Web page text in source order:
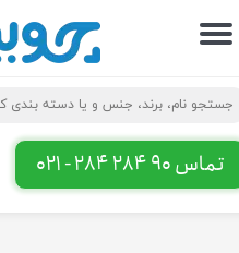
تماس 90 284 284 - 021
حساب کاربری من
تغییر گذر واژه
سفارشات
خروج از حساب کاربری